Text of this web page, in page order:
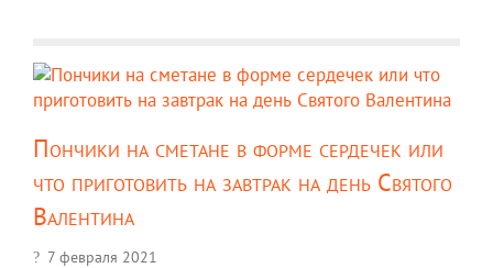
Пончики на сметане в форме сердечек или
что приготовить на завтрак на день Святого
Валентина
7 февраля 2021